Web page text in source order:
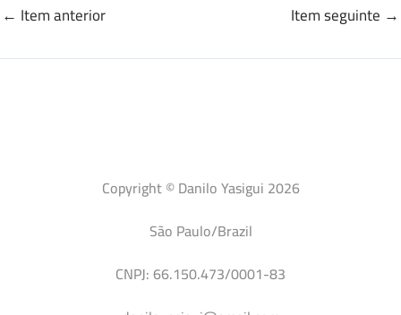
← Item anterior Item seguinte →
Copyright © Danilo Yasigui 2026
São Paulo/Brazil
CNPJ: 66.150.473/0001-83